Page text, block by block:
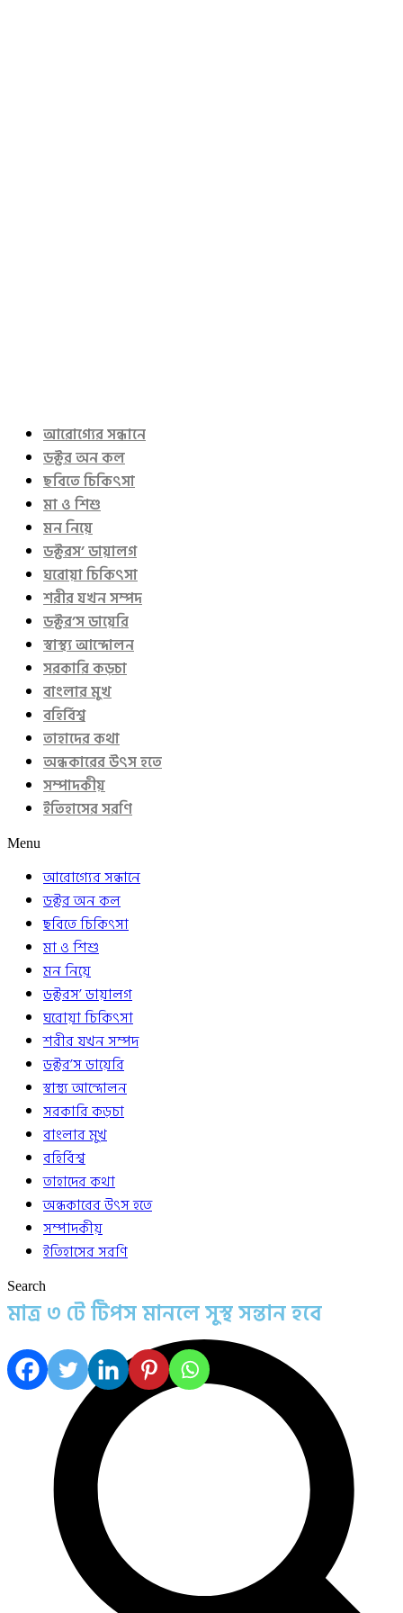
আরোগ্যের সন্ধানে
ডক্টর অন কল
ছবিতে চিকিৎসা
মা ও শিশু
মন নিয়ে
ডক্টরস’ ডায়ালগ
ঘরোয়া চিকিৎসা
শরীর যখন সম্পদ
ডক্টর’স ডায়েরি
স্বাস্থ্য আন্দোলন
সরকারি কড়চা
বাংলার মুখ
বহির্বিশ্ব
তাহাদের কথা
অন্ধকারের উৎস হতে
সম্পাদকীয়
ইতিহাসের সরণি
Menu
আরোগ্যের সন্ধানে
ডক্টর অন কল
ছবিতে চিকিৎসা
মা ও শিশু
মন নিয়ে
ডক্টরস’ ডায়ালগ
ঘরোয়া চিকিৎসা
শরীর যখন সম্পদ
ডক্টর’স ডায়েরি
স্বাস্থ্য আন্দোলন
সরকারি কড়চা
বাংলার মুখ
বহির্বিশ্ব
তাহাদের কথা
অন্ধকারের উৎস হতে
সম্পাদকীয়
ইতিহাসের সরণি
Search
মাত্র ৩ টে টিপস মানলে সুস্থ সন্তান হবে